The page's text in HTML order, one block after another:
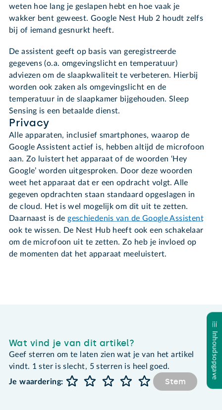
weten hoe lang je geslapen hebt en hoe vaak je
wakker bent geweest. Google Nest Hub 2 houdt zelfs
bij of iemand gesnurkt heeft.
De assistent geeft op basis van geregistreerde
gegevens (o.a. omgevingslicht en temperatuur)
adviezen om de slaapkwaliteit te verbeteren. Hierbij
worden ook zaken als omgevingslicht en de
temperatuur in de slaapkamer bijgehouden. Sleep
Sensing is een betaalde dienst.
Privacy
Alle apparaten, inclusief smartphones, waarop de
Google Assistent actief is, hebben altijd de microfoon
aan. Zo luistert het apparaat of de woorden ‘Hey
Google’ worden uitgesproken. Door deze woorden
weet het apparaat dat er een opdracht volgt. Alle
gegeven opdrachten staan standaard opgeslagen in
de cloud. Het is wel mogelijk om dit uit te zetten.
Daarnaast is de geschiedenis van de Google Assistent
ook te wissen. De Nest Hub heeft ook een schakelaar
om de microfoon uit te zetten. Zo heb je invloed op
de momenten dat het apparaat meeluistert.
Inhoudsopgave
Wat vind je van dit artikel?
Geef sterren om te laten zien wat je van het artikel
vindt. 1 ster is slecht, 5 sterren is heel goed.
Je waardering:
Stem